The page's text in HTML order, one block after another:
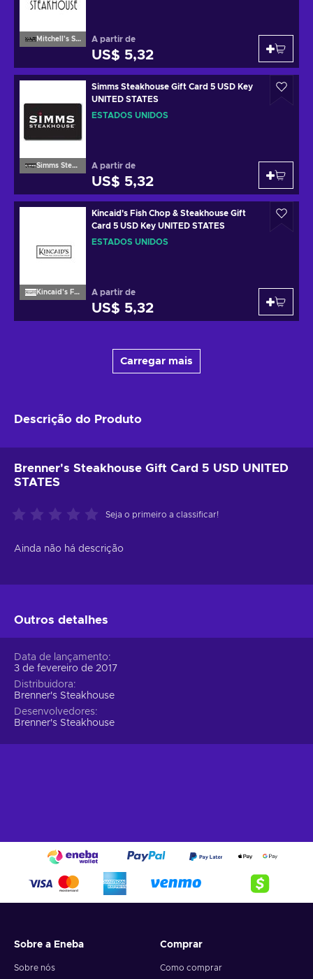
Mitchell's Steakhouse A partir de
US$ 5,32
Simms Steakhouse
Simms Steakhouse Gift Card 5 USD Key
UNITED STATES
ESTADOS UNIDOS
A partir de
US$ 5,32
Kincaid's Fish Chop & Steakhouse
Kincaid's Fish Chop & Steakhouse Gift
Card 5 USD Key UNITED STATES
ESTADOS UNIDOS
A partir de
US$ 5,32
Carregar mais
Descrição do Produto
Brenner's Steakhouse Gift Card 5 USD UNITED
STATES
Seja o primeiro a classificar!
Ainda não há descrição
Outros detalhes
Data de lançamento
3 de fevereiro de 2017
Distribuidora
Brenner's Steakhouse
Desenvolvedores
Brenner's Steakhouse
Sobre a Eneba
Sobre nós
Comprar
Como comprar